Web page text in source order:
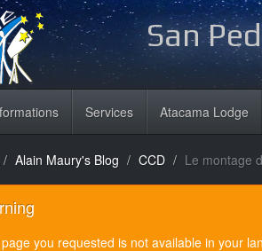
San
Services Atacama Lodge
Alain Maury's Blog CCD Le montage
you requested is not available in your